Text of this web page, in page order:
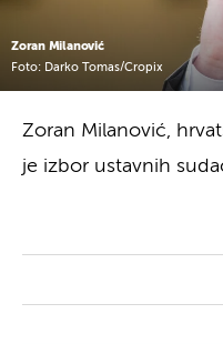
Zoran Milanović
Foto: Darko Tomas/Cropix
Zoran Milanović,
je izbor ustavnih